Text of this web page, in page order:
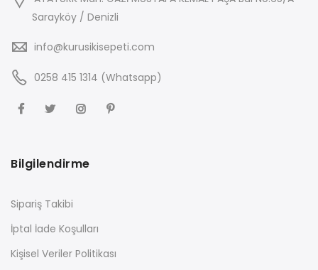
Sarayköy / Denizli
info@kurusikisepeti.com
0258 415 1314 (Whatsapp)
Bilgilendirme
Sipariş Takibi
İptal İade Koşulları
Kişisel Veriler Politikası